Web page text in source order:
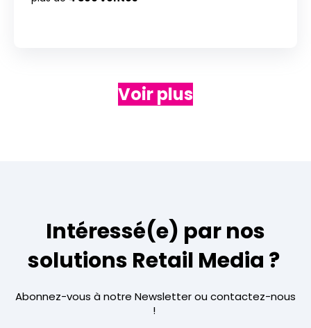
Voir plus
Intéressé(e) par nos
solutions Retail Media ?
Abonnez-vous à notre Newsletter ou contactez-nous
!